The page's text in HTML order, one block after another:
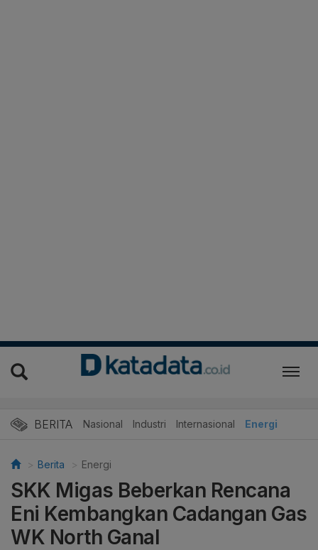
BERITA Nasional Industri Internasional Energi
Berita Energi
SKK Migas Beberkan Rencana
Eni Kembangkan Cadangan Gas
WK North Ganal